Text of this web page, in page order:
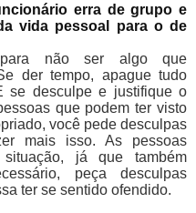
erra de grupo e
vida pessoal para o de
não ser algo que
der tempo, apague tudo
se desculpe e justifique o
que podem ter visto
você pede desculpas
mais isso. As pessoas
situação, já que também
peça desculpas
ter se sentido ofendido.